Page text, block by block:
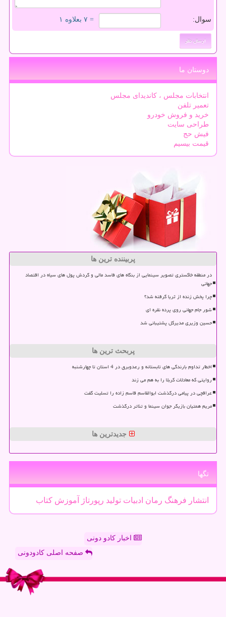
سوال: = ۷ بعلاوه ۱
دوستان ما
انتخابات مجلس ، کاندیدای مجلس
تعمیر تلفن
خرید و فروش خودرو
طراحی سایت
فیش حج
قیمت بیسیم
پربیننده ترین ها
در منطقه خاکستری تصویر سینمایی از بنگاه های فاسد مالی و گردش پول های سیاه در اقتصاد
جهانی
چرا پخش زنده از ثریا گرفته شد؟
شور جام جهانی روی پرده نقره ای
حسین وزیری مدیرکل پشتیبانی شد
پربحث ترین ها
اخطار تداوم بارندگی های تابستانه و رعدوبرق در 4 استان تا چهارشنبه
روایتی که معادلات کربلا را به هم می زند
عراقچی در پیامی درگذشت ابوالقاسم قاسم زاده را تسلیت گفت
مریم همتیان بازیگر جوان سینما و تئاتر درگذشت
جدیدترین ها
تگها
انتشار فرهنگ رمان ادبیات تولید رپورتاژ آموزش كتاب
اخبار کادو دونی
صفحه اصلی کادودونی